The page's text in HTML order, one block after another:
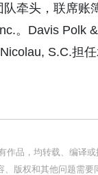
牵头，联席
。Davis Polk
S.C.担
作品，均转载、编译
版权和其他问题需